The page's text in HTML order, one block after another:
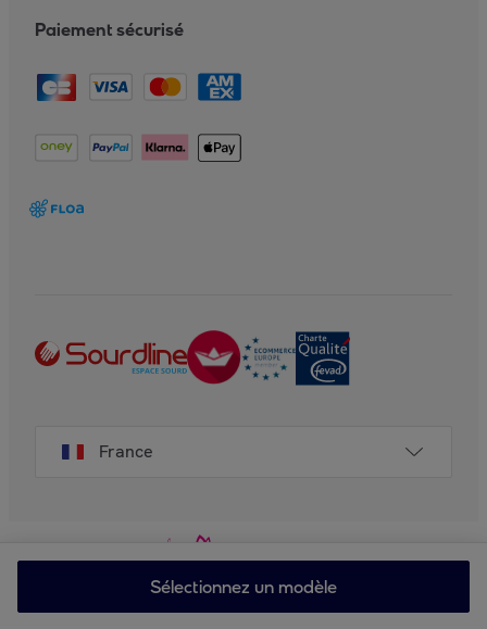
Sélectionnez un modèle
Paiement sécurisé
France